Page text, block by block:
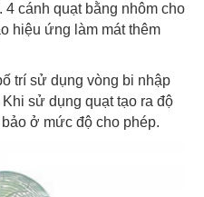
4 cánh quạt bằng nhôm cho
hiệu ứng làm mát thêm
trí sử dụng vòng bi nhập
sử dụng quạt tạo ra độ
ở mức độ cho phép.